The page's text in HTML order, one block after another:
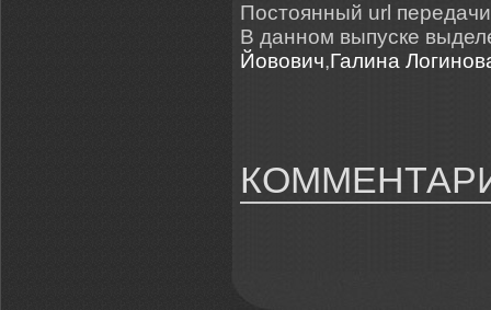
Постоянный url
В данном выпуске
Йовович,Галина